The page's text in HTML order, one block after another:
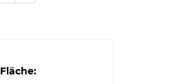
Fläche: